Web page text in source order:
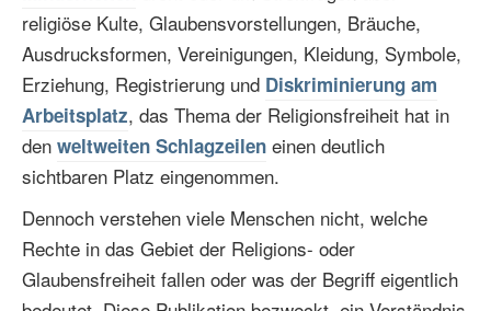
religiöse Kulte, Glaubensvorstellungen, Bräuche,
Ausdrucksformen, Vereinigungen, Kleidung, Symbole,
Erziehung, Registrierung und Diskriminierung am
Arbeitsplatz, das Thema der Religionsfreiheit hat in
den weltweiten Schlagzeilen einen deutlich
sichtbaren Platz eingenommen.
Dennoch verstehen viele Menschen nicht, welche
Rechte in das Gebiet der Religions- oder
Glaubensfreiheit fallen oder was der Begriff eigentlich